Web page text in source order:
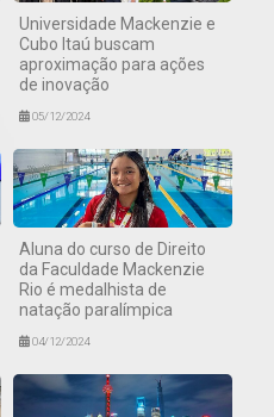
Universidade Mackenzie e
Cubo Itaú buscam
aproximação para ações
de inovação
05/12/2024
Aluna do curso de Direito
da Faculdade Mackenzie
Rio é medalhista de
natação paralímpica
04/12/2024